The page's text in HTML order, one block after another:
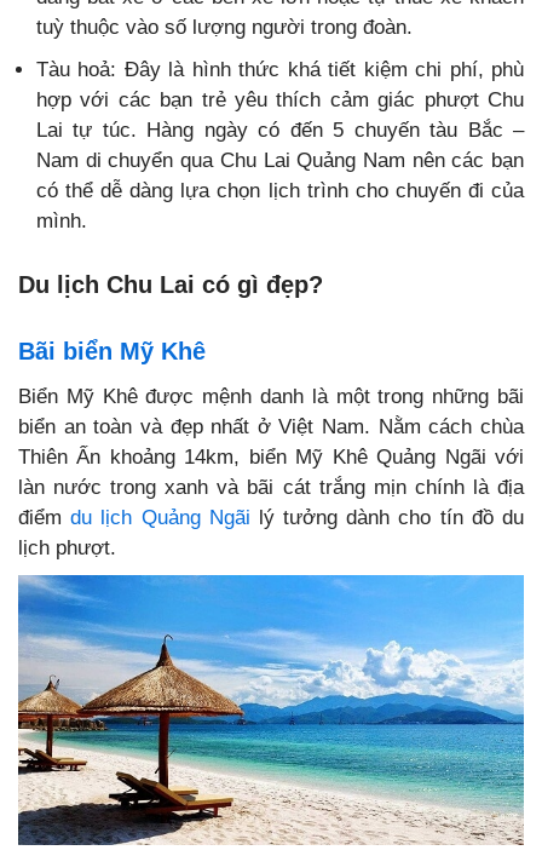
tuỳ thuộc vào số lượng người trong đoàn.
Tàu hoả: Đây là hình thức khá tiết kiệm chi phí, phù
hợp với các bạn trẻ yêu thích cảm giác phượt Chu
Lai tự túc. Hàng ngày có đến 5 chuyến tàu Bắc –
Nam di chuyển qua Chu Lai Quảng Nam nên các bạn
có thể dễ dàng lựa chọn lịch trình cho chuyến đi của
mình.
Du lịch Chu Lai có gì đẹp?
Bãi biển Mỹ Khê
Biển Mỹ Khê được mệnh danh là một trong những bãi
biển an toàn và đẹp nhất ở Việt Nam. Nằm cách chùa
Thiên Ấn khoảng 14km, biển Mỹ Khê Quảng Ngãi với
làn nước trong xanh và bãi cát trắng mịn chính là địa
điểmdu lịch Quảng Ngãi lý tưởng dành cho tín đồ du
lịch phượt.